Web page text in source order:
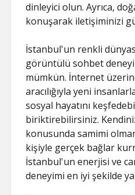
dinleyici olun. Ayrıca,
konuşarak iletişiminizi
İstanbul'un renkli
görüntülü sohbet
mümkün. İnternet
aracılığıyla yeni
sosyal hayatını
biriktirebilirsiniz.
konusunda samimi
kişiyle gerçek bağlar
İstanbul'un enerjisi ve
deneyimi en iyi şekilde